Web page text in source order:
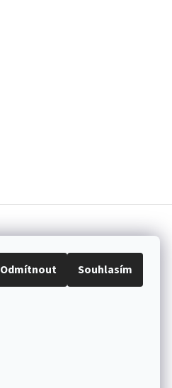
Odmítnout Souhlasím
Přijímáme online